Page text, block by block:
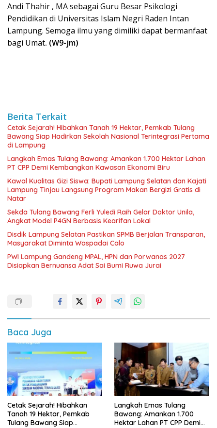
Andi Thahir , MA sebagai Guru Besar Psikologi
Pendidikan di Universitas Islam Negri Raden Intan
Lampung. Semoga ilmu yang dimiliki dapat bermanfaat
bagi Umat. (W9-jm)
Berita Terkait
Cetak Sejarah! Hibahkan Tanah 19 Hektar, Pemkab Tulang
Bawang Siap Hadirkan Sekolah Nasional Terintegrasi Pertama
di Lampung
Langkah Emas Tulang Bawang: Amankan 1.700 Hektar Lahan
PT CPP Demi Kembangkan Kawasan Ekonomi Biru
Kawal Kualitas Gizi Siswa: Bupati Lampung Selatan dan Kajati
Lampung Tinjau Langsung Program Makan Bergizi Gratis di
Natar
Sekda Tulang Bawang Ferli Yuledi Raih Gelar Doktor Unila,
Angkat Model P4GN Berbasis Kearifan Lokal
Disdik Lampung Selatan Pastikan SPMB Berjalan Transparan,
Masyarakat Diminta Waspadai Calo
PWI Lampung Gandeng MPAL, HPN dan Porwanas 2027
Disiapkan Bernuansa Adat Sai Bumi Ruwa Jurai
Baca Juga
Cetak Sejarah! Hibahkan
Tanah 19 Hektar, Pemkab
Tulang Bawang Siap
Langkah Emas Tulang
Bawang: Amankan 1.700
Hektar Lahan PT CPP Demi